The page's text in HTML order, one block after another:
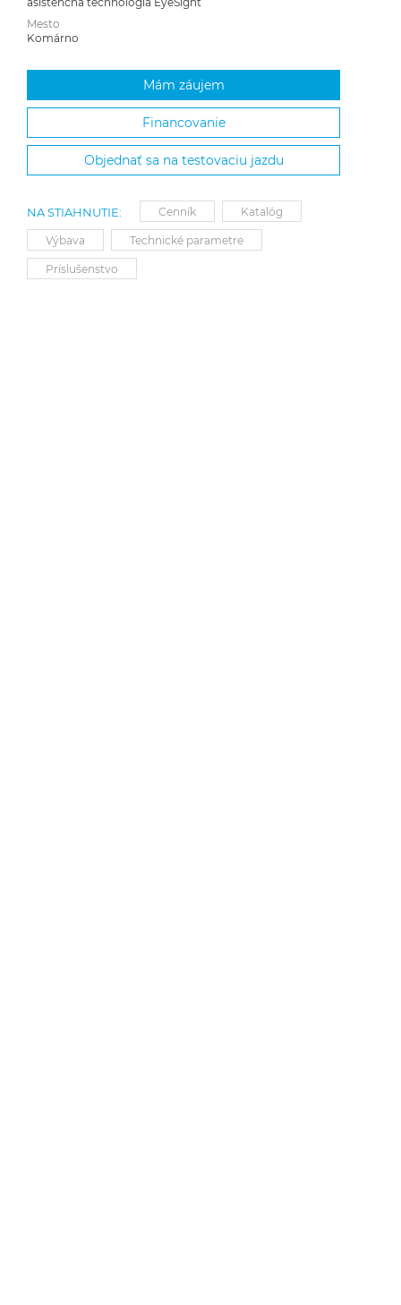
Mesto
Komárno
Mám záujem
Financovanie
Objednať sa na testovaciu jazdu
NA STIAHNUTIE: Cenník
Katalóg
Výbava
Technické parametre
Príslušenstvo